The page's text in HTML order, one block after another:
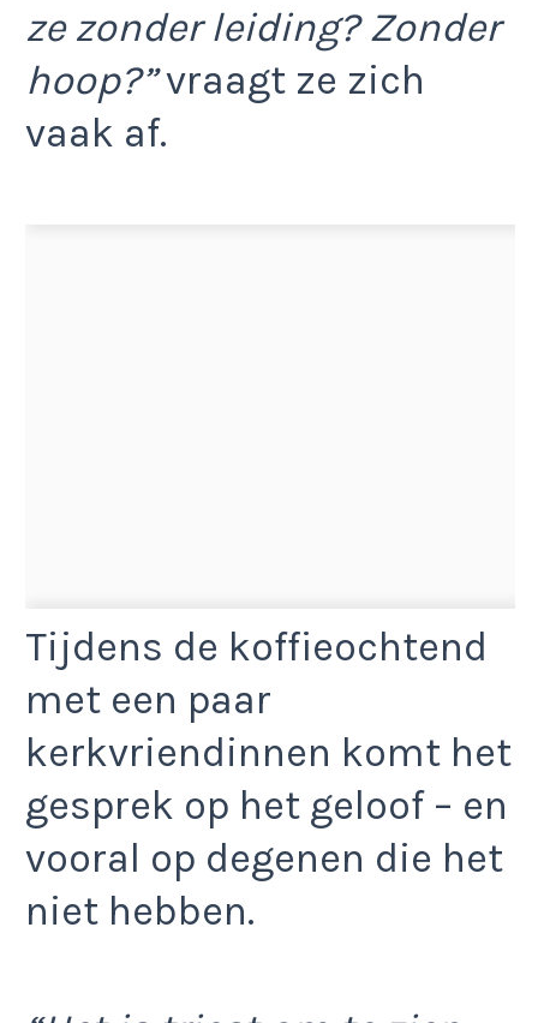
ze zonder leiding? Zonder
hoop?”vraagt ze zich
vaak af.
Tijdens de koffieochtend
met een paar
kerkvriendinnen komt het
gesprek op het geloof – en
vooral op degenen die het
niet hebben.